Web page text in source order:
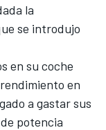
la
se introdujo
en su coche
en
a gastar sus
potencia